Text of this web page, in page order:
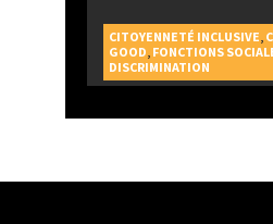
CITOYENNETÉ INCLUSIVE
GOOD FONCTIONS
DISCRIMINATION